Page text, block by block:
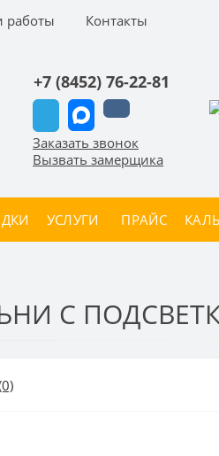
работы Контакты
+7 (8452) 76-22-81
Заказать звонок
Вызвать замерщика
УСЛУГИ ПРАЙС
С